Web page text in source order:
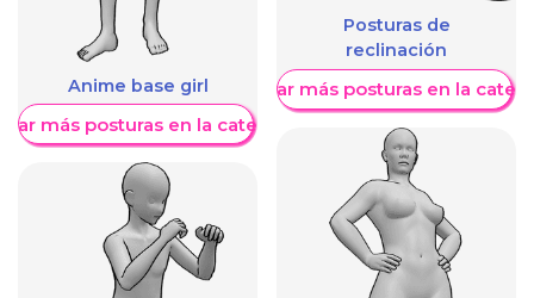
Anime base girl
más posturas en la categoría
Posturas de
reclinación
Mostrar más posturas en la